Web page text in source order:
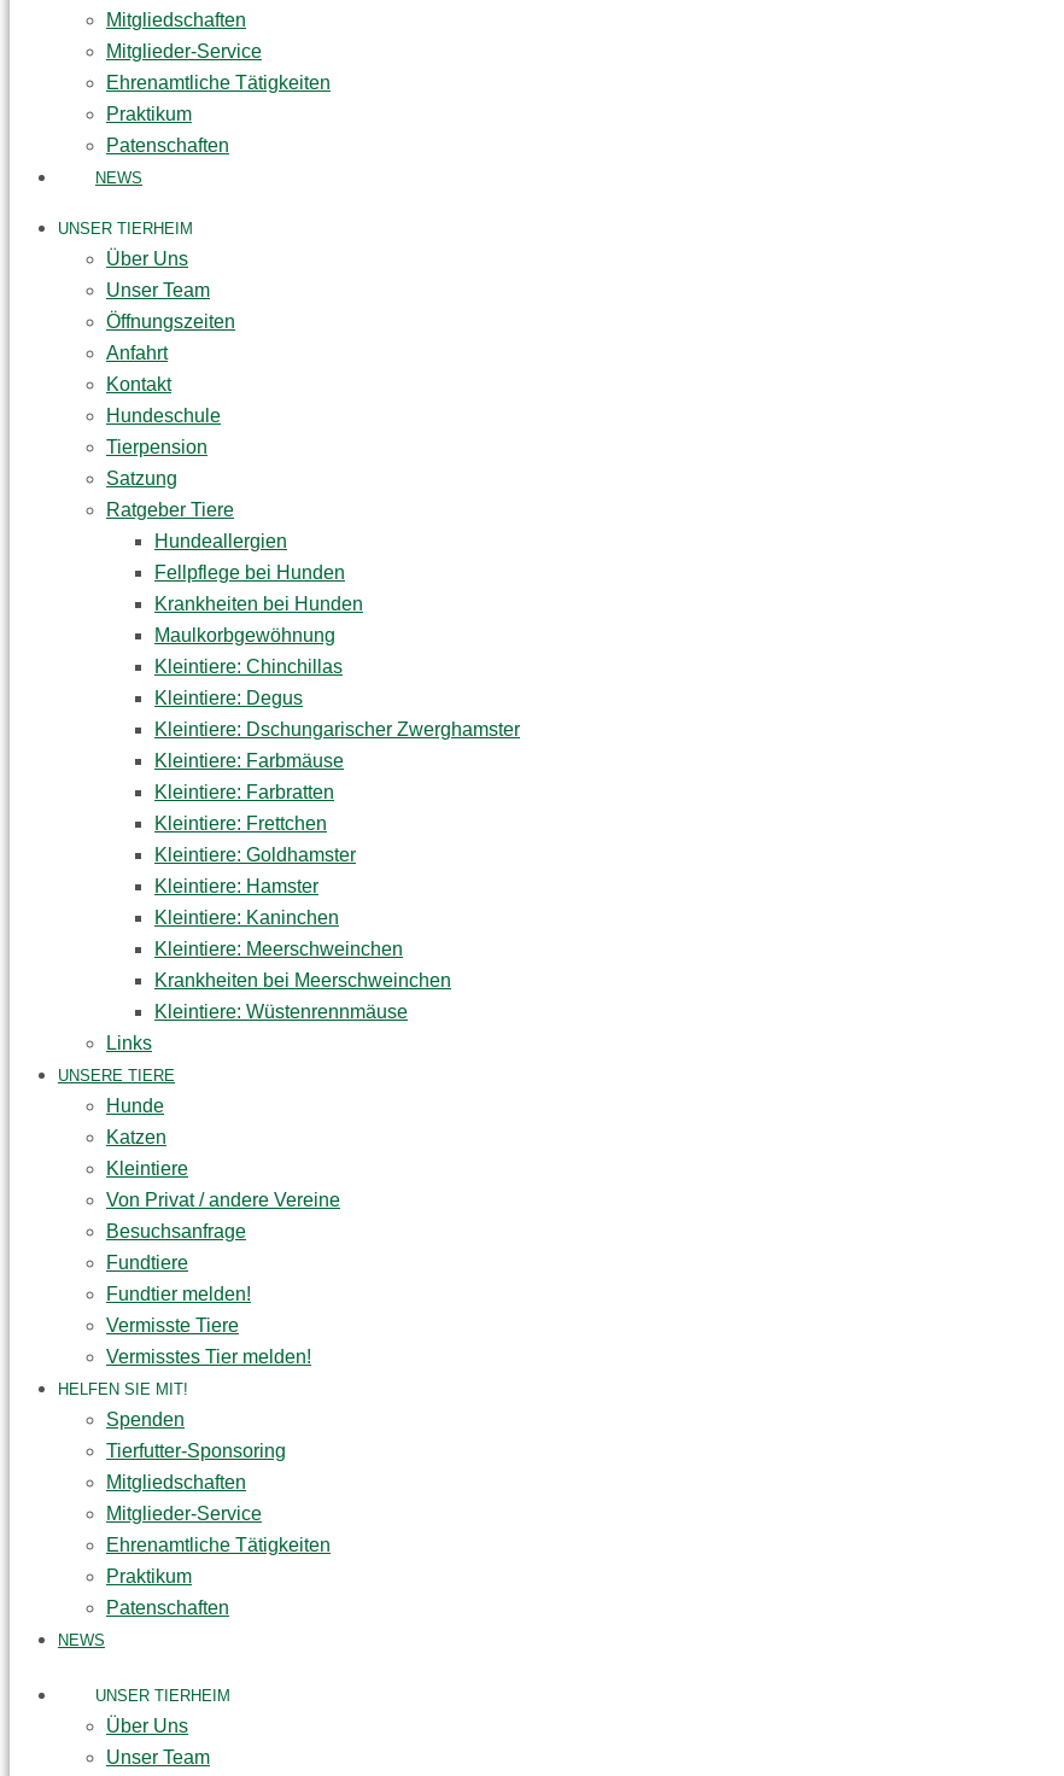
Mitgliedschaften
Mitglieder-Service
Ehrenamtliche Tätigkeiten
Praktikum
Patenschaften
NEWS
UNSER TIERHEIM
Über Uns
Unser Team
Öffnungszeiten
Anfahrt
Kontakt
Hundeschule
Tierpension
Satzung
Ratgeber Tiere
Hundeallergien
Fellpflege bei Hunden
Krankheiten bei Hunden
Maulkorbgewöhnung
Kleintiere: Chinchillas
Kleintiere: Degus
Kleintiere: Dschungarischer Zwerghamster
Kleintiere: Farbmäuse
Kleintiere: Farbratten
Kleintiere: Frettchen
Kleintiere: Goldhamster
Kleintiere: Hamster
Kleintiere: Kaninchen
Kleintiere: Meerschweinchen
Krankheiten bei Meerschweinchen
Kleintiere: Wüstenrennmäuse
Links
UNSERE TIERE
Hunde
Katzen
Kleintiere
Von Privat / andere Vereine
Besuchsanfrage
Fundtiere
Fundtier melden!
Vermisste Tiere
Vermisstes Tier melden!
HELFEN SIE MIT!
Spenden
Tierfutter-Sponsoring
Mitgliedschaften
Mitglieder-Service
Ehrenamtliche Tätigkeiten
Praktikum
Patenschaften
NEWS
UNSER TIERHEIM
Über Uns
Unser Team